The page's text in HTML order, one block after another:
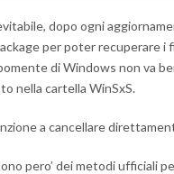
dopo ogni
per poter recuperare i
di Windows non va
nella cartella WinSxS.
a cancellare
pero’ dei metodi ufficiali